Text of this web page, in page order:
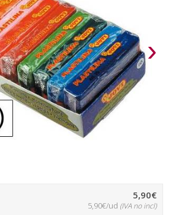
›
5,90€
5,90€/ud (IVA no incl)